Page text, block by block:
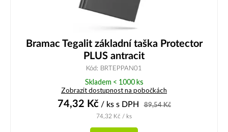
Bramac Tegalit základní taška Protector
PLUS antracit
Kód: BRTEPPAN01
Skladem < 1000 ks
Zobrazit dostupnost na pobočkách
74,32 Kč/ ks s DPH 89,54Kč
74,32 Kč / ks